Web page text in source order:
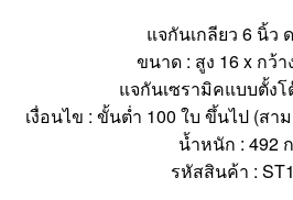
แจกันเกลียว 6 นิ้ว
ขนาด : สูง 16 x กว้า
แจกันเซรามิคแบบตั้งโ
เงื่อนไข : ขั้นต่ำ 100 ใบ ขึ้นไป (ส
น้ำหนัก : 492
รหัสสินค้า :